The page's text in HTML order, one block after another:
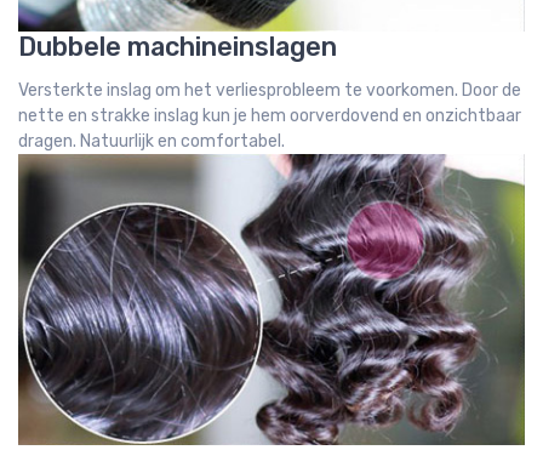
Dubbele machineinslagen
Versterkte inslag om het verliesprobleem te voorkomen. Door de
nette en strakke inslag kun je hem oorverdovend en onzichtbaar
dragen. Natuurlijk en comfortabel.